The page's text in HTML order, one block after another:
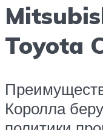
Toyota
Королла